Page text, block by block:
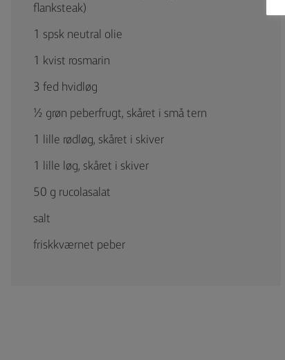
flanksteak)
1 spsk neutral olie
1 kvist rosmarin
3 fed hvidløg
½ grøn peberfrugt, skåret i små tern
1 lille rødløg, skåret i skiver
1 lille løg, skåret i skiver
50 g rucolasalat
salt
friskkværnet peber